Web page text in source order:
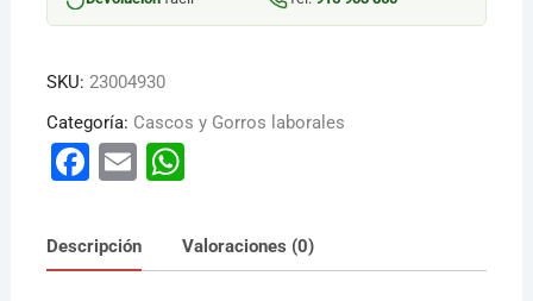
SKU: 23004930
Categoría: Cascos y Gorros laborales
F
c
e
E
ai
l
W
at
s
Descripción Valoraciones (0)